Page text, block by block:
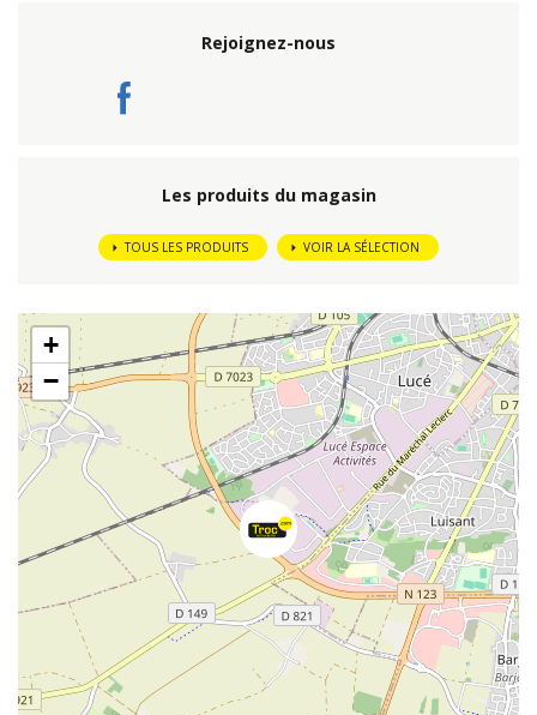
Rejoignez-nous
Les produits du magasin
TOUS LES PRODUITS VOIR LA SÉLECTION
+
−